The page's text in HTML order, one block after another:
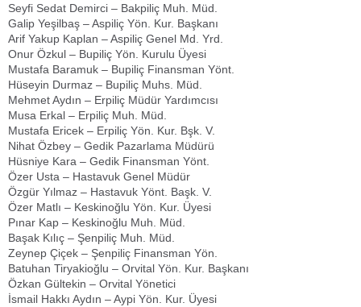
Seyfi Sedat Demirci – Bakpiliç Muh. Müd.
Galip Yeşilbaş – Aspiliç Yön. Kur. Başkanı
Arif Yakup Kaplan – Aspiliç Genel Md. Yrd.
Onur Özkul – Bupiliç Yön. Kurulu Üyesi
Mustafa Baramuk – Bupiliç Finansman Yönt.
Hüseyin Durmaz – Bupiliç Muhs. Müd.
Mehmet Aydın – Erpiliç Müdür Yardımcısı
Musa Erkal – Erpiliç Muh. Müd.
Mustafa Ericek – Erpiliç Yön. Kur. Bşk. V.
Nihat Özbey – Gedik Pazarlama Müdürü
Hüsniye Kara – Gedik Finansman Yönt.
Özer Usta – Hastavuk Genel Müdür
Özgür Yılmaz – Hastavuk Yönt. Başk. V.
Özer Matlı – Keskinoğlu Yön. Kur. Üyesi
Pınar Kap – Keskinoğlu Muh. Müd.
Başak Kılıç – Şenpiliç Muh. Müd.
Zeynep Çiçek – Şenpiliç Finansman Yön.
Batuhan Tiryakioğlu – Orvital Yön. Kur. Başkanı
Özkan Gültekin – Orvital Yönetici
İsmail Hakkı Aydın – Aypi Yön. Kur. Üyesi